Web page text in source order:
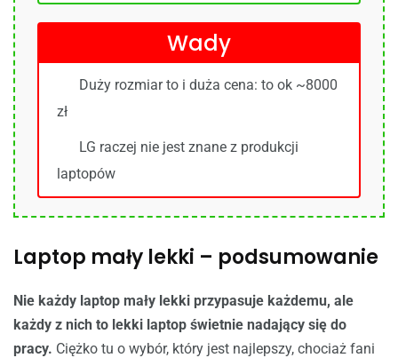
Wady
Duży rozmiar to i duża cena: to ok ~8000
zł
LG raczej nie jest znane z produkcji
laptopów
Laptop mały lekki – podsumowanie
Nie każdy laptop mały lekki przypasuje każdemu, ale
każdy z nich to lekki laptop świetnie nadający się do
pracy. Ciężko tu o wybór, który jest najlepszy, chociaż fani